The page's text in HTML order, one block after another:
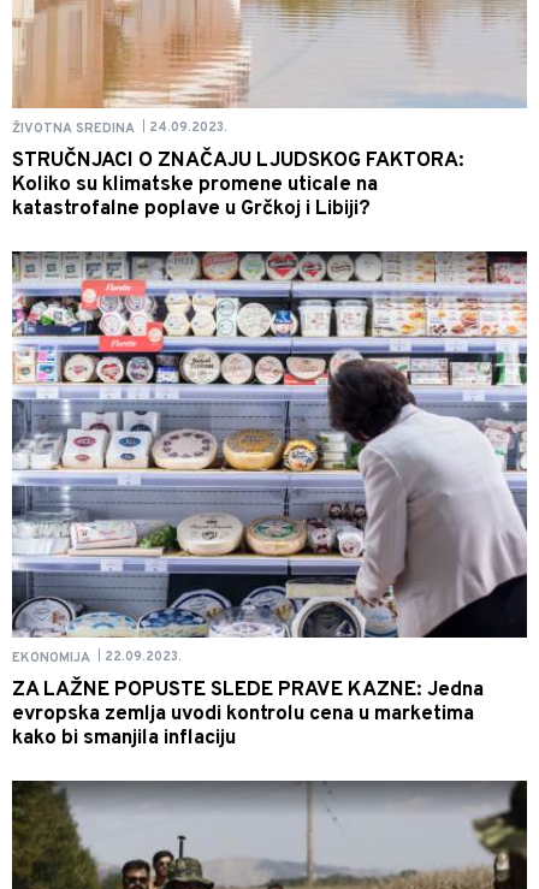
ŽIVOTNA SREDINA 24.09.2023.
STRUČNJACI O ZNAČAJU LJUDSKOG FAKTORA:
Koliko su klimatske promene uticale na
katastrofalne poplave u Grčkoj i Libiji?
EKONOMIJA 22.09.2023.
ZA LAŽNE POPUSTE SLEDE PRAVE KAZNE: Jedna
evropska zemlja uvodi kontrolu cena u marketima
kako bi smanjila inflaciju